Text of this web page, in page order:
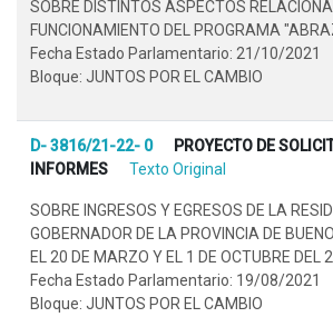
SOBRE DISTINTOS ASPECTOS
FUNCIONAMIENTO DEL PROGRAMA
Fecha Estado Parlamentario: 21/10/2021
Bloque: JUNTOS POR EL CAMBIO
D- 3816/21-22- 0
PROYECTO DE
INFORMES
Texto Original
SOBRE INGRESOS Y EGRESOS DE LA
GOBERNADOR DE LA PROVINCIA DE
EL 20 DE MARZO Y EL 1 DE OCTUBRE DEL
Fecha Estado Parlamentario: 19/08/2021
Bloque: JUNTOS POR EL CAMBIO